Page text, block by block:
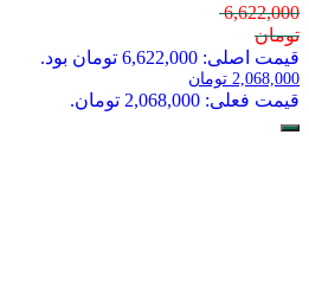
6,622,000
تومان
قیمت اصلی: 6,622,000 تومان بود.
2,068,000 تومان
قیمت فعلی: 2,068,000 تومان.